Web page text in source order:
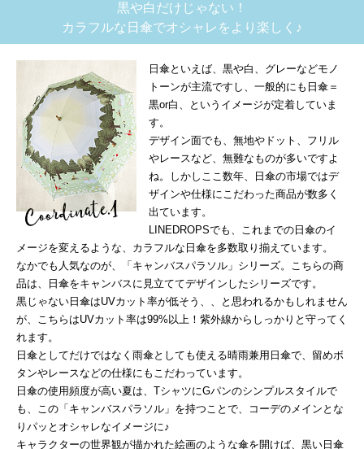
黒や白だけじゃない！
カラフルな日傘でオシャレをより楽しく♪
日傘といえば、黒や白、グレーなどモノ
トーンが主流ですし、一般的にも日傘＝
黒or白、というイメージが定着していま
す。
デザイン面でも、無地やドット、フリル
やレースなど、無難なものが多いですよ
ね。しかしここ数年、日傘の市場ではデ
ザインや仕様にこだわった商品が数多く
出ています。
LINEDROPSでも、これまでの日傘のイ
メージを変えるような、カラフルな日傘を多数取り揃えています。
なかでも人気なのが、「キャンバスパラソル」シリーズ。こちらの商
品は、日傘をキャンバスに見立ててデザインしたシリーズです。
黒じゃない日傘はUVカット率が低そう、、と思われるかもしれません
が、こちらはUVカット率は99%以上！紫外線からしっかりと守ってく
れます。
日傘としてだけではなく雨傘としても使える晴雨兼用日傘で、留めボ
タンやレースなどの仕様にもこだわっています。
日傘の使用頻度が高い夏は、TシャツにGパンのシンプルスタイルで
も、この「キャンバスパラソル」を持つことで、コーデのメインとな
りパッとオシャレなイメージに♪
キャラクターの世界観が描かれた絵画のような傘を開けば、黒い日傘